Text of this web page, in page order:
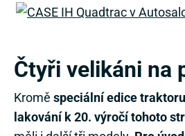
Čtyři velikáni na
Kromě speciální edice
lakování k 20. výročí tohoto